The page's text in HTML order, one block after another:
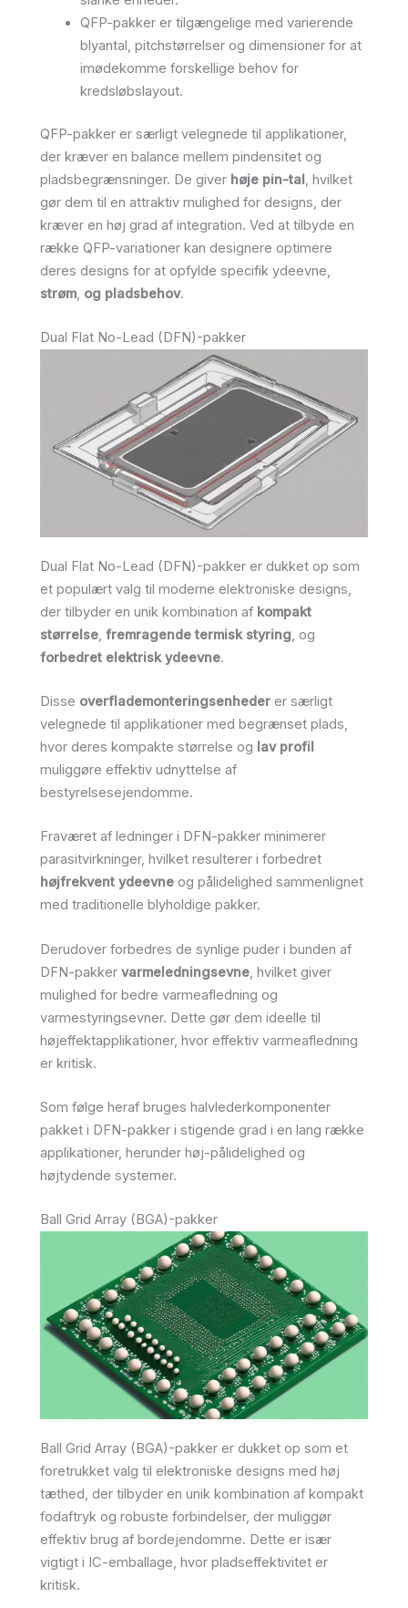
QFP-pakker er tilgængelige med varierende
blyantal, pitchstørrelser og dimensioner for at
imødekomme forskellige behov for
kredsløbslayout.
QFP-pakker er særligt velegnede til applikationer,
der kræver en balance mellem pindensitet og
pladsbegrænsninger. De giver høje pin-tal, hvilket
gør dem til en attraktiv mulighed for designs, der
kræver en høj grad af integration. Ved at tilbyde en
række QFP-variationer kan designere optimere
deres designs for at opfylde specifik ydeevne,
strøm, og pladsbehov.
Dual Flat No-Lead (DFN)-pakker
Dual Flat No-Lead (DFN)-pakker er dukket op som
et populært valg til moderne elektroniske designs,
der tilbyder en unik kombination af kompakt
størrelse, fremragende termisk styring, og
forbedret elektrisk ydeevne.
Disse overflademonteringsenheder er særligt
velegnede til applikationer med begrænset plads,
hvor deres kompakte størrelse og lav profil
muliggøre effektiv udnyttelse af
bestyrelsesejendomme.
Fraværet af ledninger i DFN-pakker minimerer
parasitvirkninger, hvilket resulterer i forbedret
højfrekvent ydeevne og pålidelighed sammenlignet
med traditionelle blyholdige pakker.
Derudover forbedres de synlige puder i bunden af
DFN-pakker varmeledningsevne, hvilket giver
mulighed for bedre varmeafledning og
varmestyringsevner. Dette gør dem ideelle til
højeffektapplikationer, hvor effektiv varmeafledning
er kritisk.
Som følge heraf bruges halvlederkomponenter
pakket i DFN-pakker i stigende grad i en lang række
applikationer, herunder høj-pålidelighed og
højtydende systemer.
Ball Grid Array (BGA)-pakker
Ball Grid Array (BGA)-pakker er dukket op som et
foretrukket valg til elektroniske designs med høj
tæthed, der tilbyder en unik kombination af kompakt
fodaftryk og robuste forbindelser, der muliggør
effektiv brug af bordejendomme. Dette er især
vigtigt i IC-emballage, hvor pladseffektivitet er
kritisk.